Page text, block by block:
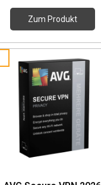
Zum Produkt